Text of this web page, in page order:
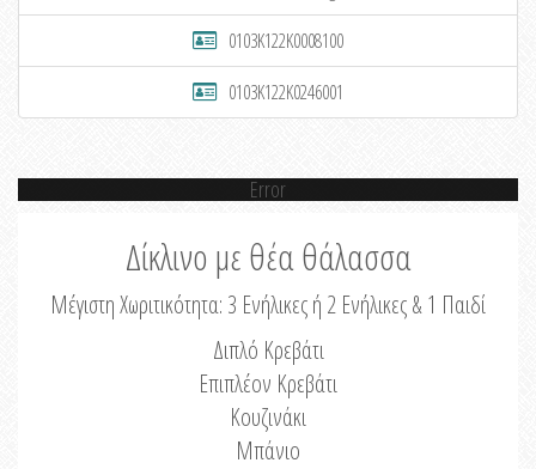
0103K122K0008100
0103K122K0246001
Error
Δίκλινο με θέα θάλασσα
Μέγιστη Χωριτικότητα: 3 Ενήλικες ή 2 Ενήλικες & 1 Παιδί
Διπλό Κρεβάτι
Επιπλέον Κρεβάτι
Κουζινάκι
Μπάνιο